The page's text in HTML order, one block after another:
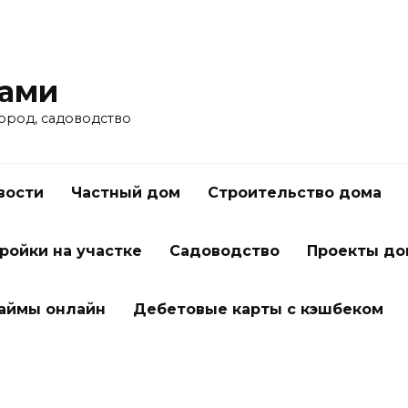
садоводство
Частный дом Строительство дома
на участке Садоводство Проекты
онлайн Дебетовые карты с кэшбеком